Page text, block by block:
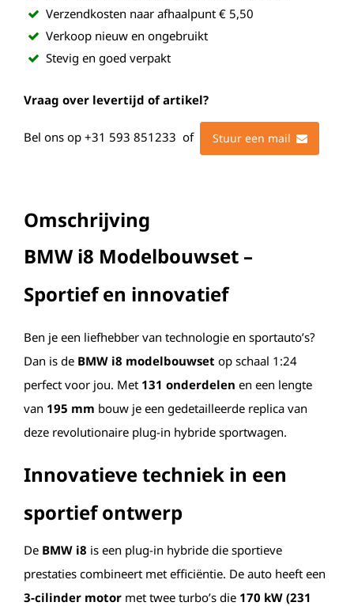
Verzendkosten naar afhaalpunt € 5,50
Verkoop nieuw en ongebruikt
Stevig en goed verpakt
Vraag over levertijd of artikel?
Bel ons op +31 593 851233 of Stuur een mail
Omschrijving
BMW i8 Modelbouwset –
Sportief en innovatief
Ben je een liefhebber van technologie en sportauto’s?
Dan is de BMW i8 modelbouwset op schaal 1:24
perfect voor jou. Met 131 onderdelen en een lengte
van 195 mm bouw je een gedetailleerde replica van
deze revolutionaire plug-in hybride sportwagen.
Innovatieve techniek in een
sportief ontwerp
De BMW i8 is een plug-in hybride die sportieve
prestaties combineert met efficiëntie. De auto heeft een
3-cilinder motor met twee turbo’s die 170 kW (231